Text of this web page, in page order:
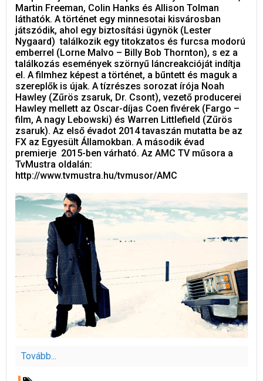
Martin Freeman, Colin Hanks és Allison Tolman
láthatók. A történet egy minnesotai kisvárosban
játszódik, ahol egy biztosítási ügynök (Lester
Nygaard) találkozik egy titokzatos és furcsa modorú
emberrel (Lorne Malvo – Billy Bob Thornton), s ez a
találkozás események szörnyű láncreakcióját indítja
el. A filmhez képest a történet, a bűntett és maguk a
szereplők is újak. A tízrészes sorozat írója Noah
Hawley (Zűrös zsaruk, Dr. Csont), vezető producerei
Hawley mellett az Oscar-díjas Coen fivérek (Fargo –
film, A nagy Lebowski) és Warren Littlefield (Zűrös
zsaruk). Az első évadot 2014 tavaszán mutatta be az
FX az Egyesült Államokban. A második évad
premierje 2015-ben várható. Az AMC TV műsora a
TvMustra oldalán:
http://www.tvmustra.hu/tvmusor/AMC
Tovább...